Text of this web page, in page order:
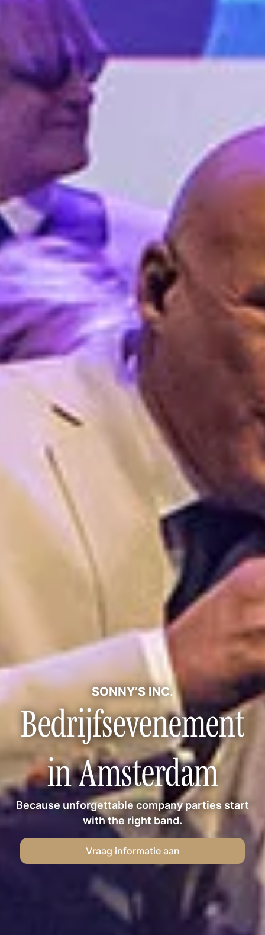
SONNY’S INC.
Bedrijfsevenement
in Amsterdam
Because unforgettable company parties start
with the right band.
Vraag informatie aan